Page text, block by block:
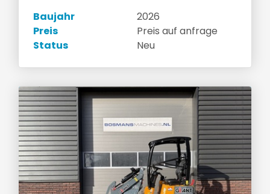
Baujahr
2026
Preis
Preis auf anfrage
Status
Neu